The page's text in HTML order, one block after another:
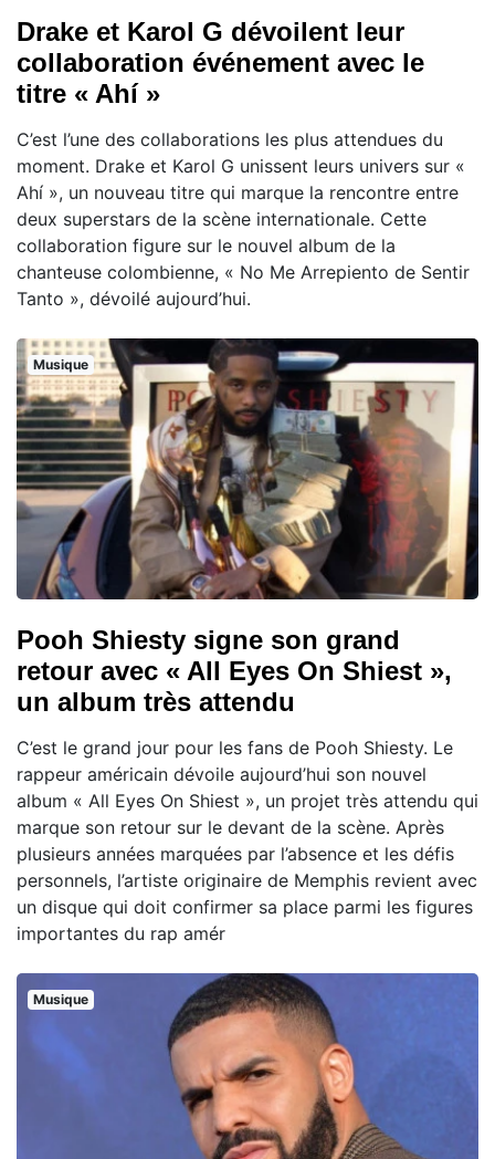
Drake et Karol G dévoilent leur
collaboration événement avec le
titre « Ahí »
C’est l’une des collaborations les plus attendues du
moment. Drake et Karol G unissent leurs univers sur «
Ahí », un nouveau titre qui marque la rencontre entre
deux superstars de la scène internationale. Cette
collaboration figure sur le nouvel album de la
chanteuse colombienne, « No Me Arrepiento de Sentir
Tanto », dévoilé aujourd’hui.
Musique
Pooh Shiesty signe son grand
retour avec « All Eyes On Shiest »,
un album très attendu
C’est le grand jour pour les fans de Pooh Shiesty. Le
rappeur américain dévoile aujourd’hui son nouvel
album « All Eyes On Shiest », un projet très attendu qui
marque son retour sur le devant de la scène. Après
plusieurs années marquées par l’absence et les défis
personnels, l’artiste originaire de Memphis revient avec
un disque qui doit confirmer sa place parmi les figures
importantes du rap amér
Musique